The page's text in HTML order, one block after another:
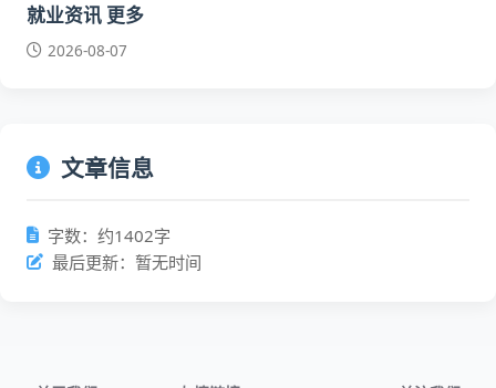
就业资讯 更多
2026-08-07
文章信息
字数：约1402字
最后更新：暂无时间